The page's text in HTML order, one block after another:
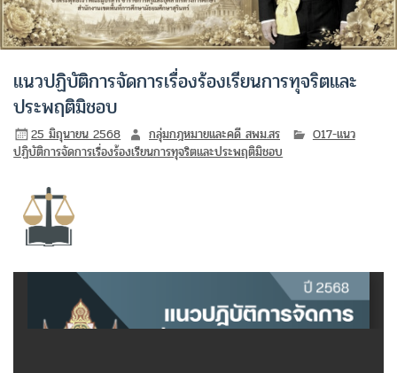
แนวปฏิบัติการจัดการเรื่องร้องเรียนการทุจริตและ
ประพฤติมิชอบ
25 มิถุนายน 2568 กลุ่มกฎหมายและคดี สพม.สร
O17-แนว
ปฏิบัติการจัดการเรื่องร้องเรียนการทุจริตและประพฤติมิชอบ